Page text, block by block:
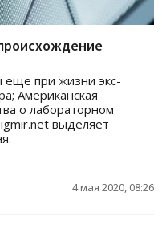
еще при жизни экс-
Американская
о лабораторном
выделяет
4 мая 2020, 08:26